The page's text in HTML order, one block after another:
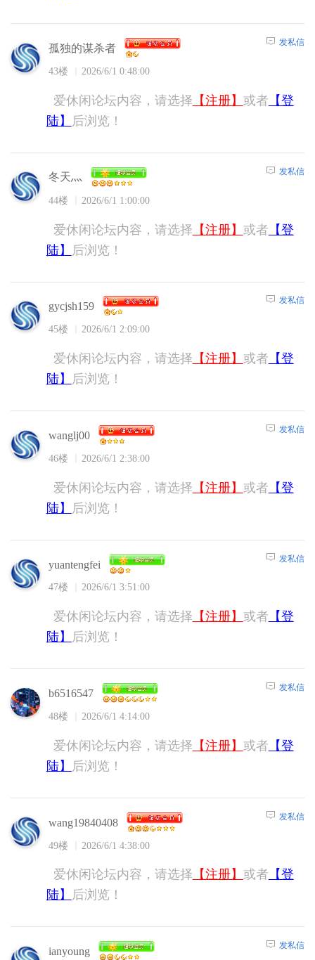
孤独的谋杀者
43楼 2026/6/1 0:48:00
发私信
爱休闲论坛内容，请选择 【注册】 或者 【登
陆】
后浏览！
冬天灬
44楼 2026/6/1 1:00:00
发私信
爱休闲论坛内容，请选择 【注册】 或者 【登
陆】
后浏览！
gycjsh159
45楼 2026/6/1 2:09:00
发私信
爱休闲论坛内容，请选择 【注册】 或者 【登
陆】
后浏览！
wanglj00
46楼 2026/6/1 2:38:00
发私信
爱休闲论坛内容，请选择 【注册】 或者 【登
陆】
后浏览！
yuantengfei
47楼 2026/6/1 3:51:00
发私信
爱休闲论坛内容，请选择 【注册】 或者 【登
陆】
后浏览！
b6516547
48楼 2026/6/1 4:14:00
发私信
爱休闲论坛内容，请选择 【注册】 或者 【登
陆】
后浏览！
wang19840408
49楼 2026/6/1 4:38:00
发私信
爱休闲论坛内容，请选择 【注册】 或者 【登
陆】
后浏览！
ianyoung 发私信